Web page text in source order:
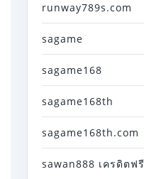
runway789s.com
sagame
sagame168
sagame168th
sagame168th.com
sawan888 เครดิตฟรี